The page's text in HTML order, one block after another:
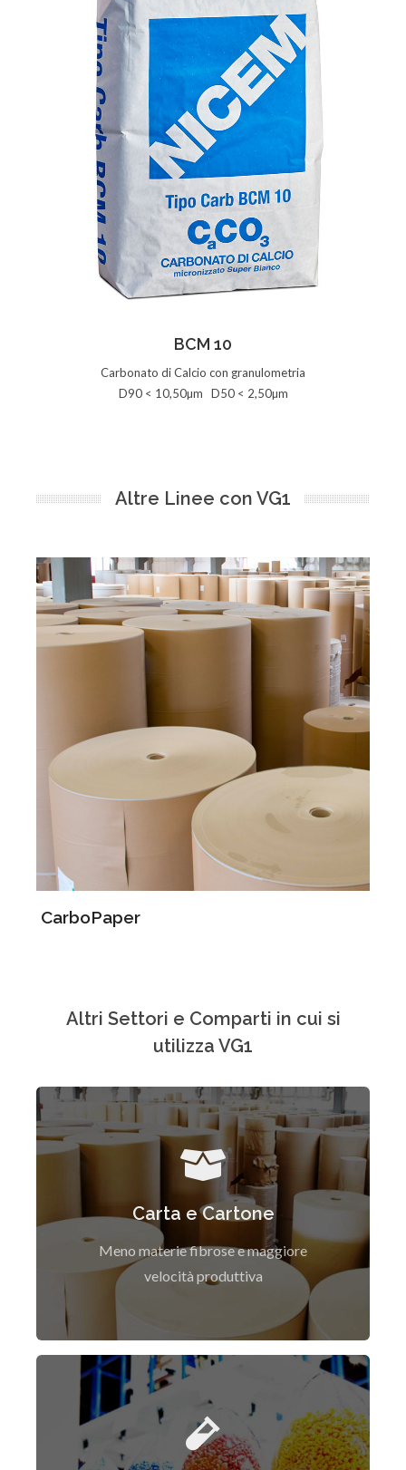
Vedi la Scheda
BCM 10
Carbonato di Calcio con granulometria
D90 < 10,50µm D50 < 2,50µm
Altre Linee con VG1
CarboPaper
Altri Settori e Comparti in cui si
utilizza VG1
Carta e Cartone
Meno materie fibrose e maggiore
velocità produttiva
Il CaCO3 offre qualità e risparmio nella
produzione della carta
Il Carbonato di Calcio migliora la qualità